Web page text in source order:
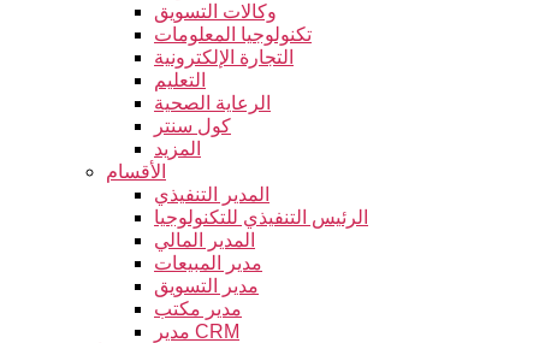
وكالات التسويق
تكنولوجيا المعلومات
التجارة الإلكترونية
التعليم
الرعاية الصحية
كول سنتر
المزيد
الأقسام
المدير التنفيذي
الرئيس التنفيذي للتكنولوجيا
المدير المالي
مدير المبيعات
مدير التسويق
مدير مكتب
مدير CRM